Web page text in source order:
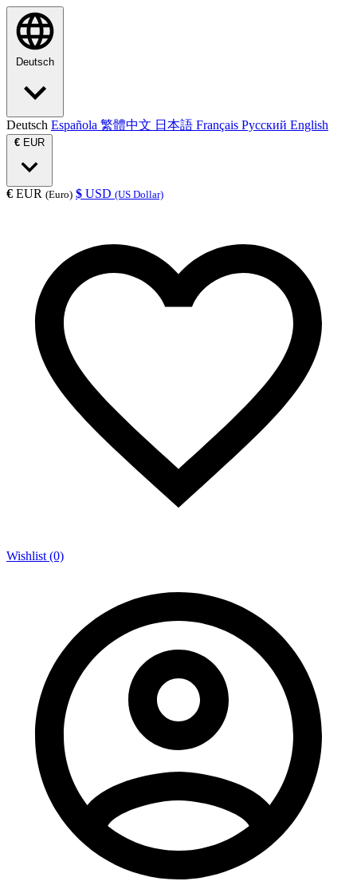
Deutsch
Deutsch Española 繁體中文 日本語 Français Русский English
€ EUR
€ EUR (Euro) $ USD (US Dollar)
Wishlist (0)